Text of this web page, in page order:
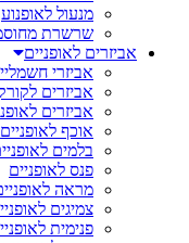
מנעול לאופנוע
שרשרת
אביזרים לאופניים
אביזרי
אביזרים
אביזרים
אוכף לאופניים
בלמים
פנס לאופניים
מראה
צמיגים
פנימית